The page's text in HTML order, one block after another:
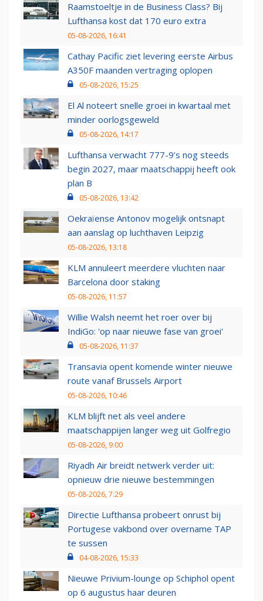
Raamstoeltje in de Business Class? Bij
Lufthansa kost dat 170 euro extra
05-08-2026, 16:41
Cathay Pacific ziet levering eerste Airbus
A350F maanden vertraging oplopen
05-08-2026, 15:25
El Al noteert snelle groei in kwartaal met
minder oorlogsgeweld
05-08-2026, 14:17
Lufthansa verwacht 777-9’s nog steeds
begin 2027, maar maatschappij heeft ook
plan B
05-08-2026, 13:42
Oekraïense Antonov mogelijk ontsnapt
aan aanslag op luchthaven Leipzig
05-08-2026, 13:18
KLM annuleert meerdere vluchten naar
Barcelona door staking
05-08-2026, 11:57
Willie Walsh neemt het roer over bij
IndiGo: 'op naar nieuwe fase van groei'
05-08-2026, 11:37
Transavia opent komende winter nieuwe
route vanaf Brussels Airport
05-08-2026, 10:46
KLM blijft net als veel andere
maatschappijen langer weg uit Golfregio
05-08-2026, 9:00
Riyadh Air breidt netwerk verder uit:
opnieuw drie nieuwe bestemmingen
05-08-2026, 7:29
Directie Lufthansa probeert onrust bij
Portugese vakbond over overname TAP
te sussen
04-08-2026, 15:33
Nieuwe Privium-lounge op Schiphol opent
op 6 augustus haar deuren